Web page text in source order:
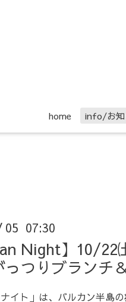
home info/お知
05 07:30
Night】10/
っつりブランチ
ナイト」は、バルカン半島